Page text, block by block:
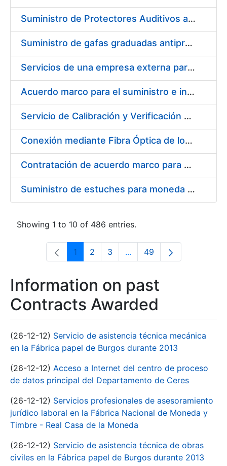
Suministro de Protectores Auditivos a medida para las personas trabajadoras de los Centros de Trabajo de Madrid y Burgos
Suministro de gafas graduadas antiproyecciones para los trabajadores de la FNMT-RCM en los centros de trabajo de Madrid y Burgos
Servicios de una empresa externa para el asesoramiento y resolución de los recursos de alzada que se presentan relacionados con procesos de selección para la FNMT-RCM
Acuerdo marco para el suministro e instalación de persianas, estores y otros complementos
Servicio de Calibración y Verificación Externa de los Equipos de Medición del Servicio de Prevención de la FNMT-RCM
Conexión mediante Fibra Óptica de los Centros de Proceso de Datos (CPDs) de las sedes de la FNMT-RCM de Burgos y Madrid
Contratación de acuerdo marco para el Suministro de Material de Electricidad para la Fábrica Nacional de Moneda y Timbre-Real Casa de la Moneda en su centro de trabajo de Burgos
Suministro de estuches para moneda de 30 €
Showing 1 to 10 of 486 entries.
Page
1 Page
2 Page
3 ...Intermediate Pages Use
Page
49
Information on past
Contracts Awarded
(26-12-12) Servicio de asistencia técnica mecánica
en la Fábrica papel de Burgos durante 2013
(26-12-12) Acceso a Internet del centro de proceso
de datos principal del Departamento de Ceres
(26-12-12) Servicios profesionales de asesoramiento
jurídico laboral en la Fábrica Nacional de Moneda y
Timbre - Real Casa de la Moneda
(26-12-12) Servicio de asistencia técnica de obras
civiles en la Fábrica papel de Burgos durante 2013